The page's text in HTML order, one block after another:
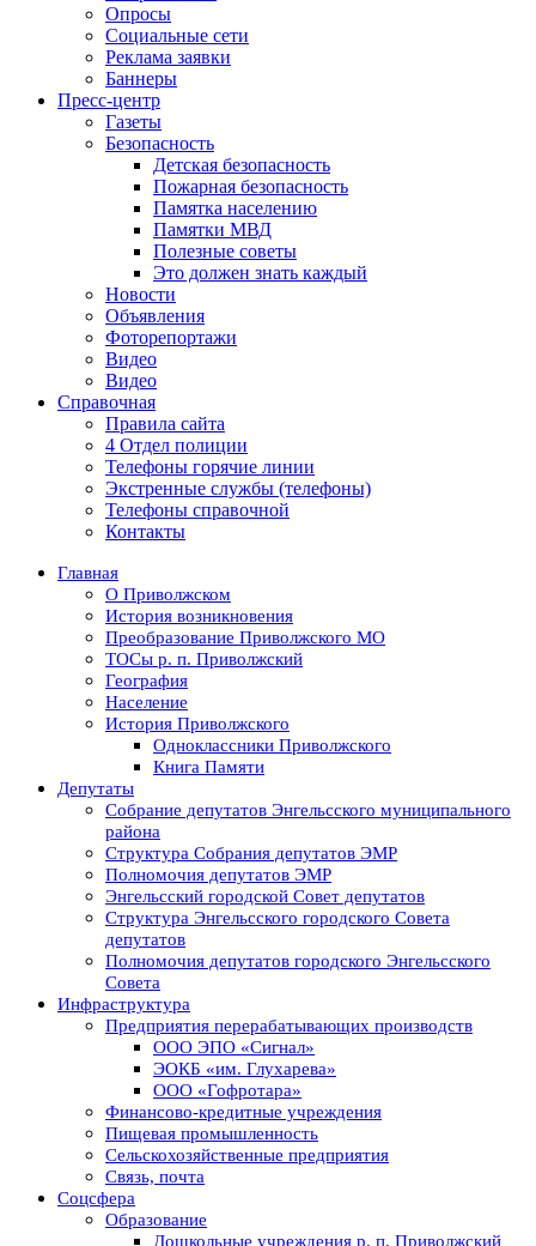
Опросы
Социальные сети
Реклама заявки
Баннеры
Пресс-центр
Газеты
Безопасность
Детская безопасность
Пожарная безопасность
Памятка населению
Памятки МВД
Полезные советы
Это должен знать каждый
Новости
Объявления
Фоторепортажи
Видео
Видео
Справочная
Правила сайта
4 Отдел полиции
Телефоны горячие линии
Экстренные службы (телефоны)
Телефоны справочной
Контакты
Главная
О Приволжском
История возникновения
Преобразование Приволжского МО
ТОСы р. п. Приволжский
География
Население
История Приволжского
Одноклассники Приволжского
Книга Памяти
Депутаты
Собрание депутатов Энгельсского муниципального
района
Структура Собрания депутатов ЭМР
Полномочия депутатов ЭМР
Энгельсский городской Совет депутатов
Структура Энгельсского городского Совета
депутатов
Полномочия депутатов городского Энгельсского
Совета
Инфраструктура
Предприятия перерабатывающих производств
ООО ЭПО «Сигнал»
ЭОКБ «им. Глухарева»
ООО «Гофротара»
Финансово-кредитные учреждения
Пищевая промышленность
Сельскохозяйственные предприятия
Связь, почта
Соцсфера
Образование
Дошкольные учреждения р. п. Приволжский